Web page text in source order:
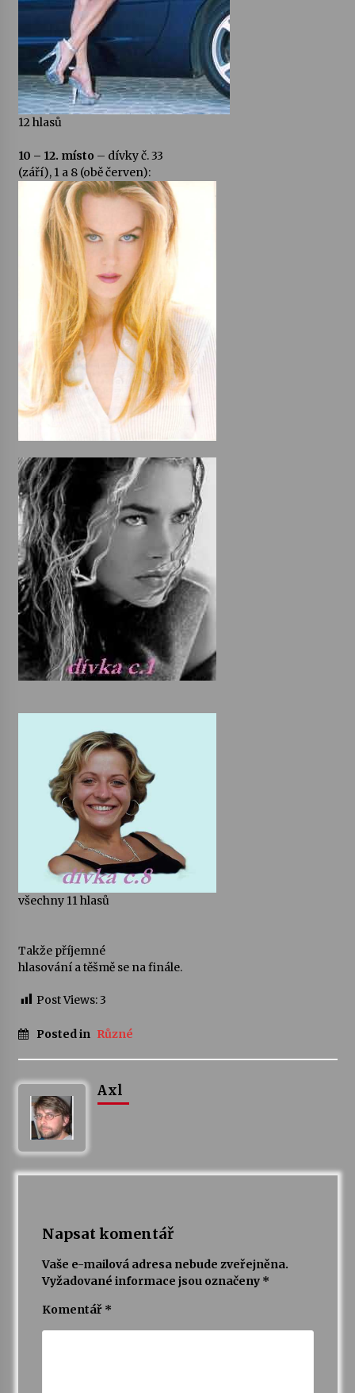
12 hlasů
10 – 12. místo – dívky č. 33
(září), 1 a 8 (obě červen):
všechny 11 hlasů
Takže příjemné
hlasování a těšmě se na finále.
Post Views:3
Posted in Různé
Axl
Napsat komentář
Vaše e-mailová adresa nebude zveřejněna.
Vyžadované informace jsou označeny *
Komentář *